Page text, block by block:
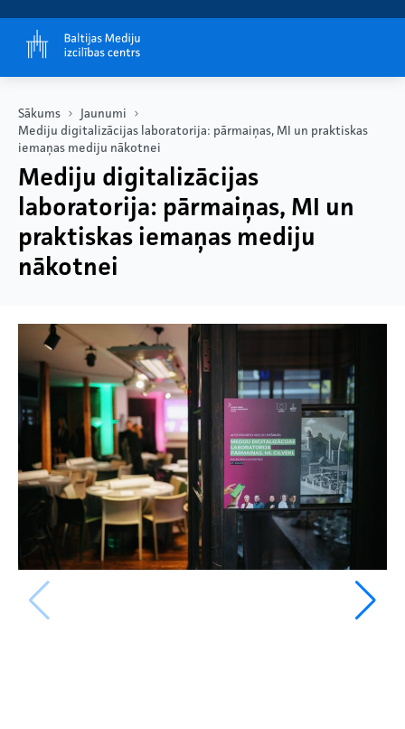
Sākums
Jaunumi
Mediju digitalizācijas laboratorija: pārmaiņas, MI un praktiskas
iemaņas mediju nākotnei
Mediju digitalizācijas
laboratorija: pārmaiņas, MI un
praktiskas iemaņas mediju
nākotnei